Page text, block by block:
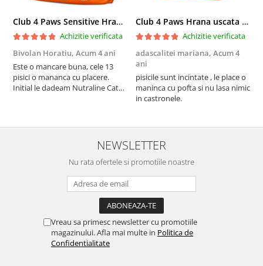
Club 4 Paws Sensitive Hrana uscata pisici adulte, 14kg
Achizitie verificata
Bivolan Horatiu, Acum 4 ani
Este o mancare buna, cele 13
pisici o mananca cu placere.
Initial le dadeam Nutraline Cat
nu o mananca cu placere. Eu
sunt multumit si voi continua cu
Club 4 Paws Hrana uscata pisici sterilizate, 2kg
Achizitie verificata
adascalitei mariana, Acum 4
ani
pisicile sunt incintate , le place o
maninca cu pofta si nu lasa nimic
in castronele.
NEWSLETTER
Nu rata ofertele si promotiile noastre
Vreau sa primesc newsletter cu promotiile
magazinului. Afla mai multe in Politica de
Confidentialitate